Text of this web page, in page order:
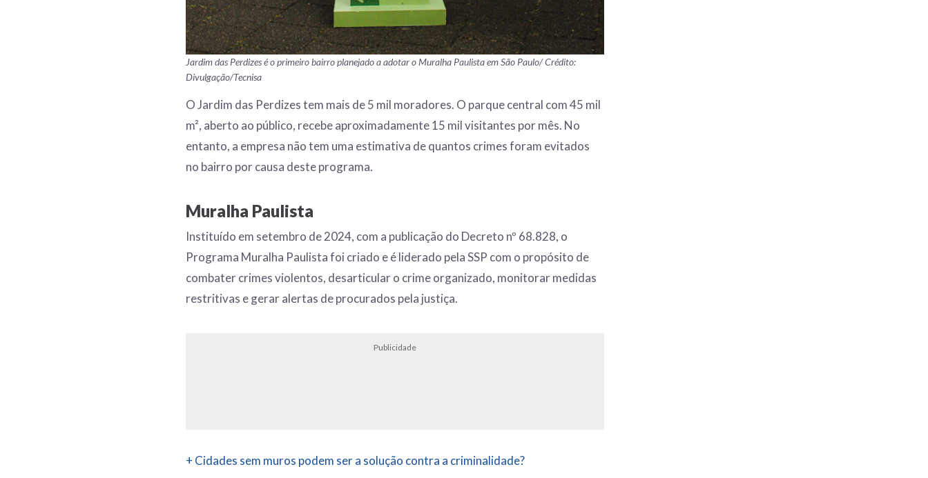
Jardim das Perdizes é o primeiro bairro planejado a adotar o Muralha Paulista em São Paulo/ Crédito:
Divulgação/Tecnisa
O Jardim das Perdizes tem mais de 5 mil moradores. O parque central com 45 mil
m², aberto ao público, recebe aproximadamente 15 mil visitantes por mês. No
entanto, a empresa não tem uma estimativa de quantos crimes foram evitados
no bairro por causa deste programa.
Muralha Paulista
Instituído em setembro de 2024, com a publicação do Decreto nº 68.828, o
Programa Muralha Paulista foi criado e é liderado pela SSP com o propósito de
combater crimes violentos, desarticular o crime organizado, monitorar medidas
restritivas e gerar alertas de procurados pela justiça.
Publicidade
+ Cidades sem muros podem ser a solução contra a criminalidade?